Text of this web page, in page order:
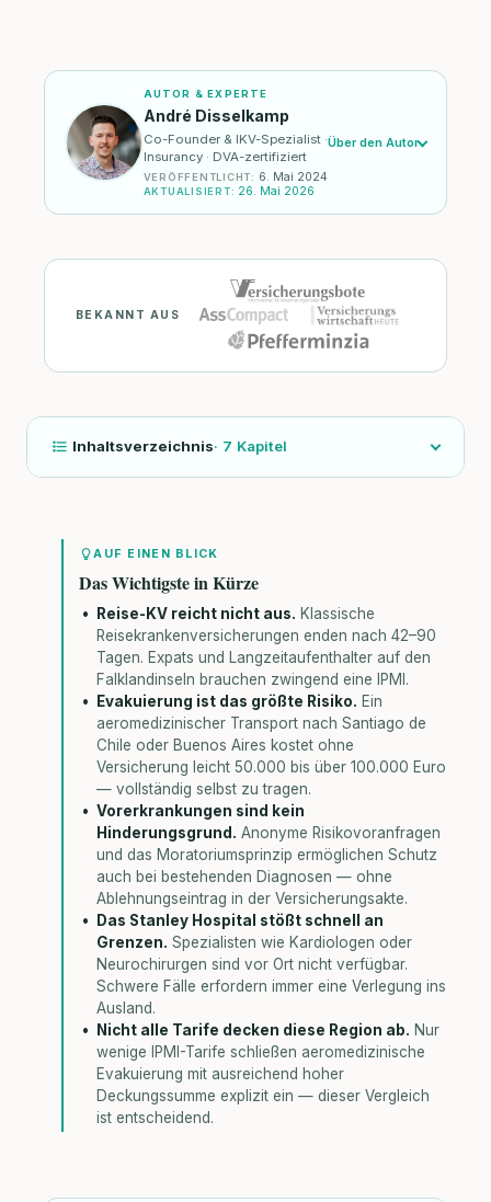
AUTOR & EXPERTE
André Disselkamp
Co-Founder & IKV-Spezialist ·
Insurancy · DVA-zertifiziert
VERÖFFENTLICHT: 6. Mai 2024
AKTUALISIERT: 26. Mai 2026
Über den Autor
BEKANNT AUS
Inhaltsverzeichnis· 7 Kapitel
AUF EINEN BLICK
Das Wichtigste in Kürze
Reise-KV reicht nicht aus. Klassische
Reisekrankenversicherungen enden nach 42–90
Tagen. Expats und Langzeitaufenthalter auf den
Falklandinseln brauchen zwingend eine IPMI.
Evakuierung ist das größte Risiko. Ein
aeromedizinischer Transport nach Santiago de
Chile oder Buenos Aires kostet ohne
Versicherung leicht 50.000 bis über 100.000 Euro
— vollständig selbst zu tragen.
Vorerkrankungen sind kein
Hinderungsgrund. Anonyme Risikovoranfragen
und das Moratoriumsprinzip ermöglichen Schutz
auch bei bestehenden Diagnosen — ohne
Ablehnungseintrag in der Versicherungsakte.
Das Stanley Hospital stößt schnell an
Grenzen. Spezialisten wie Kardiologen oder
Neurochirurgen sind vor Ort nicht verfügbar.
Schwere Fälle erfordern immer eine Verlegung ins
Ausland.
Nicht alle Tarife decken diese Region ab. Nur
wenige IPMI-Tarife schließen aeromedizinische
Evakuierung mit ausreichend hoher
Deckungssumme explizit ein — dieser Vergleich
ist entscheidend.